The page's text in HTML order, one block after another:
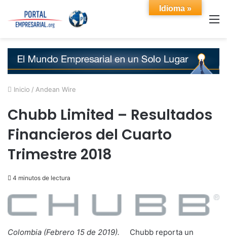
Inicio / Andean Wire
Chubb Limited – Resultados
Financieros del Cuarto
Trimestre 2018
4 minutos de lectura
Colombia (Febrero 15 de 2019). Chubb reporta un
Idioma »